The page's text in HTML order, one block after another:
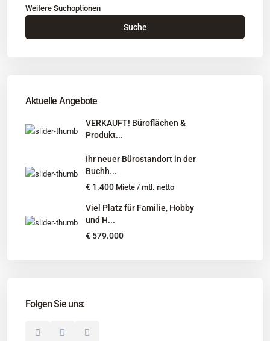
Weitere Suchoptionen
Suche
Aktuelle Angebote
VERKAUFT! Büroflächen &
Produkt...
Ihr neuer Bürostandort in der
Buchh...
€ 1.400 Miete / mtl. netto
Viel Platz für Familie, Hobby
und H...
€ 579.000
Folgen Sie uns:
Kontakt
: Buchholz in der Nordheide
Unternehmen
Immobilienangebote
© 2025 Borkenhagen Immobilien. Alle Rechte vorbehalten.